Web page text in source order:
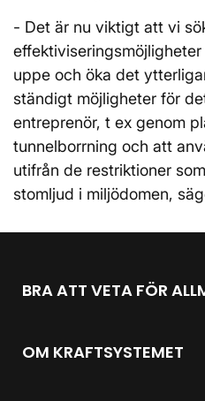
- Det är nu viktigt att vi
uppe och öka det
ständigt möjligheter för
entreprenör, t ex genom
tunnelborrning och att
utifrån de restriktioner
stomljud i miljödomen,
BRA ATT VETA FÖR
OM KRAFTSYSTEMET